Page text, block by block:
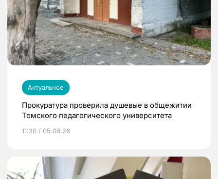
Актуальное
Прокуратура проверила душевые в общежитии
Томского педагогического университета
11:30 / 05.08.26